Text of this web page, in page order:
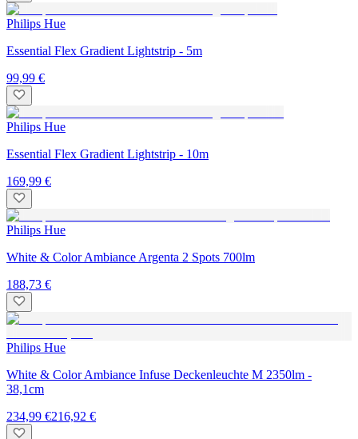
Philips Hue
Essential Flex Gradient Lightstrip - 5m
99,99 €
Philips Hue
Essential Flex Gradient Lightstrip - 10m
169,99 €
Philips Hue
White & Color Ambiance Argenta 2 Spots 700lm
188,73 €
Philips Hue
White & Color Ambiance Infuse Deckenleuchte M 2350lm -
38,1cm
234,99 €216,92 €